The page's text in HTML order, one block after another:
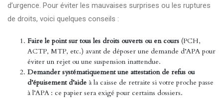
d’urgence. Pour éviter les mauvaises surprises ou les ruptures
de droits, voici quelques conseils :
Faire le point sur tous les droits ouverts ou en cours (PCH,
ACTP, MTP, etc.) avant de déposer une demande d’APA pour
éviter un rejet ou une suspension inattendue.
Demander systématiquement une attestation de refus ou
d’épuisement d’aide à la caisse de retraite si votre proche passe
à l’APA : ce papier sera exigé pour certains dossiers.